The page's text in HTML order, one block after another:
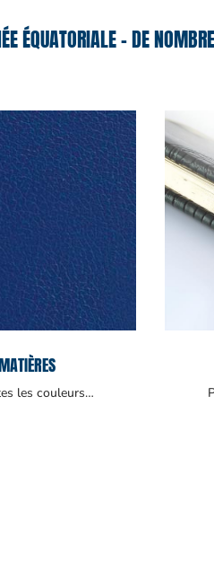
ÉQUATORIALE – DE
les couleurs…